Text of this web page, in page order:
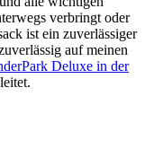
verbringt oder
ist ein zuverlässiger
auf meinen
Deluxe in der